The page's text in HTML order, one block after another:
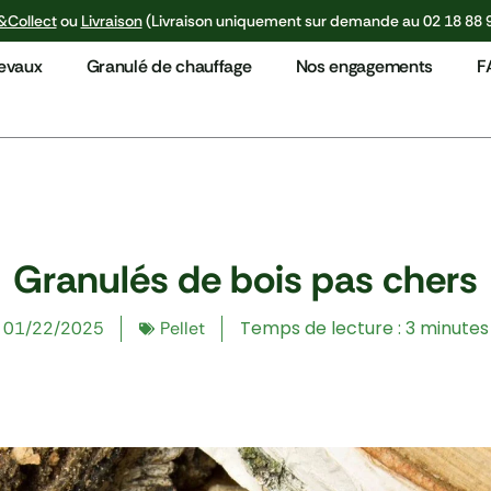
ou Livraison(Livraison uniquement sur demande au 02 18 88
Granulé de chauffage Nos engagements
Granulés de bois pas chers
01/22/2025 Pellet Temps de lecture : 3 minutes